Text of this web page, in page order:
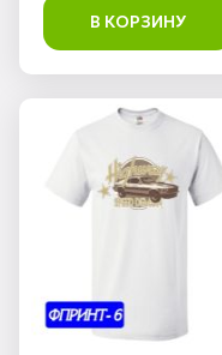
В КОРЗИНУ